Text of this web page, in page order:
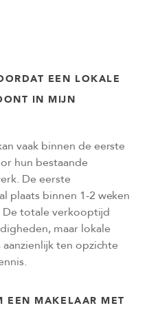
EEN LOKALE
IN MIJN
vaak binnen de eerste
hun bestaande
De eerste
plaats binnen 1-2 weken
De totale verkooptijd
maar lokale
ten opzichte
EEN MAKELAAR MET